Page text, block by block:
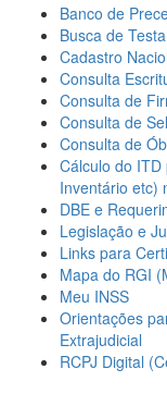
Banco de
Busca de
Cadastro
Consulta
Consulta de
Consulta de
Consulta de
Cálculo do ITD
Inventário etc)
DBE e
Legislação e
Links para
Mapa do RGI
Meu INSS
Orientações
Extrajudicial
RCPJ Digital